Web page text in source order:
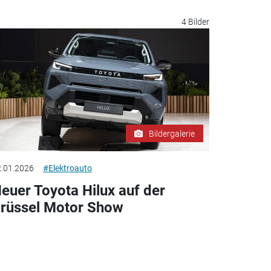
4 Bilder
Bildergalerie
#Elektroauto
Toyota Hilux auf der
Motor Show